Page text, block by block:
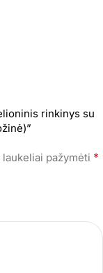
rinkinys su
laukeliai pažymėti *